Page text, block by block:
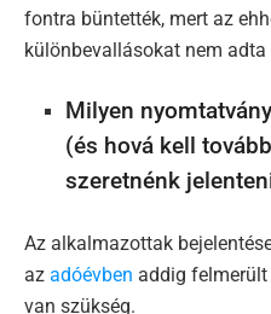
fontra büntették, mert az
különbevallásokat nem adta
Milyen
(és hová kell
szeretnénk
Az alkalmazottak
az adóévben addig
van szükség.